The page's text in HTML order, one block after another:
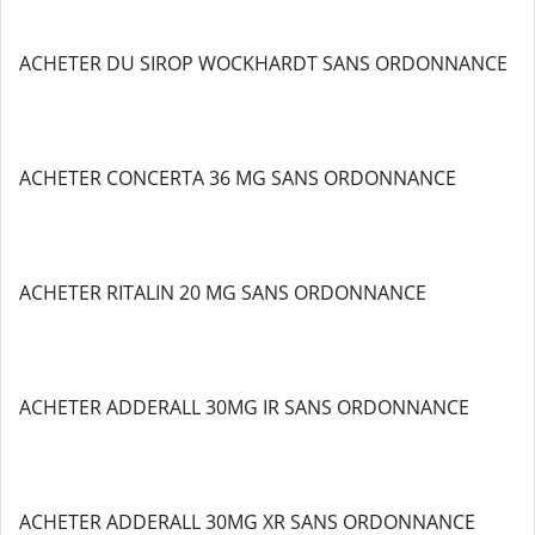
ACHETER DU SIROP WOCKHARDT SANS ORDONNANCE
ACHETER CONCERTA 36 MG SANS ORDONNANCE
ACHETER RITALIN 20 MG SANS ORDONNANCE
ACHETER ADDERALL 30MG IR SANS ORDONNANCE
ACHETER ADDERALL 30MG XR SANS ORDONNANCE